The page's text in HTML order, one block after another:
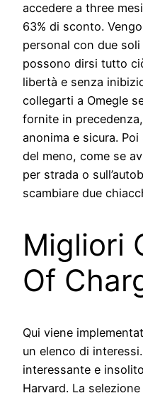
accedere a three
63% di sconto.
personal con due
possono dirsi tutto
libertà e senza
collegarti a Omegle
fornite in
anonima e sicura.
del meno, come se
per strada o
scambiare due
Migliori
Of
Qui viene
un elenco di
interessante e
Harvard. La